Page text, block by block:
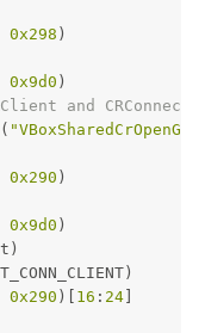
0x298 )
0x9d0 )
and
"VBoxSharedCrOpenGL"
0x290 )
0x9d0 )
0x290 )[ 16 : 24